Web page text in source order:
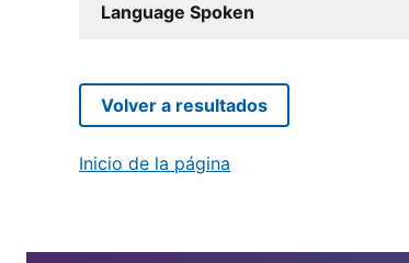
Language Spoken
Volver a resultados
Inicio de la página